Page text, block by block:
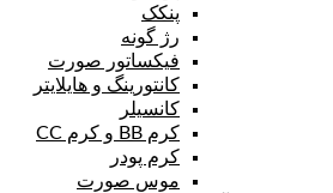
پنکک
رژ گونه
فیکساتور صورت
کانتورینگ و هایلایتر
کانسیلر
کرم BB و کرم CC
کرم پودر
موس صورت